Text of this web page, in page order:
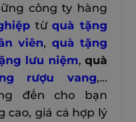
công ty hàng
từquà tặng
viên, quà tặng
lưu niệm, quà
rượu vang,…
đến cho bạn
cao, giá cả hợp lý